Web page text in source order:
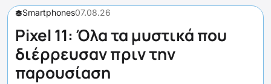
Smartphones07.08.26
Pixel 11: Όλα τα μυστικά που
διέρρευσαν πριν την
παρουσίαση